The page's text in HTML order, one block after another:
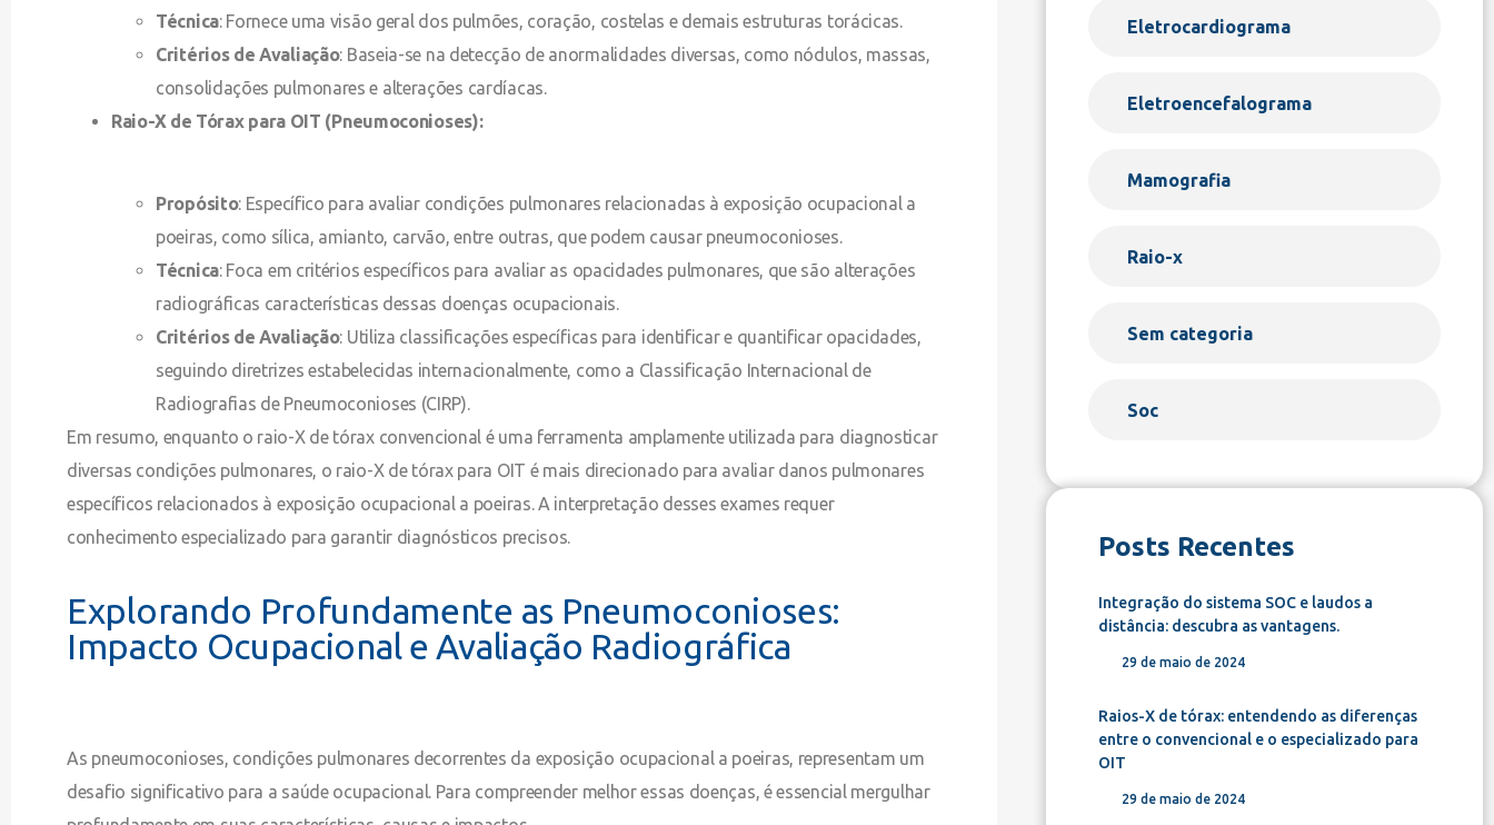
Técnica: Fornece uma visão geral dos pulmões, coração, costelas e demais estruturas torácicas.
Critérios de Avaliação: Baseia-se na detecção de anormalidades diversas, como nódulos, massas,
consolidações pulmonares e alterações cardíacas.
Raio-X de Tórax para OIT (Pneumoconioses):
Propósito: Específico para avaliar condições pulmonares relacionadas à exposição ocupacional a
poeiras, como sílica, amianto, carvão, entre outras, que podem causar pneumoconioses.
Técnica: Foca em critérios específicos para avaliar as opacidades pulmonares, que são alterações
radiográficas características dessas doenças ocupacionais.
Critérios de Avaliação: Utiliza classificações específicas para identificar e quantificar opacidades,
seguindo diretrizes estabelecidas internacionalmente, como a Classificação Internacional de
Radiografias de Pneumoconioses (CIRP).
Em resumo, enquanto o raio-X de tórax convencional é uma ferramenta amplamente utilizada para diagnosticar
diversas condições pulmonares, o raio-X de tórax para OIT é mais direcionado para avaliar danos pulmonares
específicos relacionados à exposição ocupacional a poeiras. A interpretação desses exames requer
conhecimento especializado para garantir diagnósticos precisos.
Explorando Profundamente as Pneumoconioses:
Impacto Ocupacional e Avaliação Radiográfica
As pneumoconioses, condições pulmonares decorrentes da exposição ocupacional a poeiras, representam um
desafio significativo para a saúde ocupacional. Para compreender melhor essas doenças, é essencial mergulhar
Eletrocardiograma
Eletroencefalograma
Mamografia
Raio-x
Sem categoria
Soc
Posts Recentes
Integração do sistema SOC e laudos a
distância: descubra as vantagens.
29 de maio de 2024
Raios-X de tórax: entendendo as diferenças
entre o convencional e o especializado para
OIT
29 de maio de 2024